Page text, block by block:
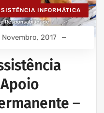
INFORMÁTICA
Novembro, 2017
–